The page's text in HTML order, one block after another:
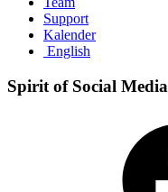
Support
Kalender
English
Spirit of Social Media